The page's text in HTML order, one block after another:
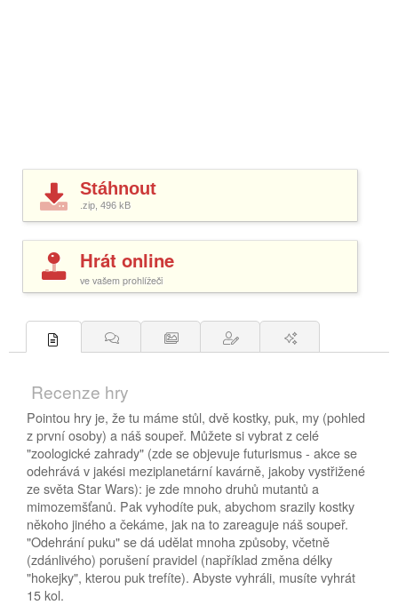
Stáhnout
.zip, 496 kB
Hrát online
ve vašem prohlížeči
Recenze hry
Pointou hry je, že tu máme stůl, dvě kostky, puk, my (pohled
z první osoby) a náš soupeř. Můžete si vybrat z celé
"zoologické zahrady" (zde se objevuje futurismus - akce se
odehrává v jakési meziplanetární kavárně, jakoby vystřižené
ze světa Star Wars): je zde mnoho druhů mutantů a
mimozemšťanů. Pak vyhodíte puk, abychom srazily kostky
někoho jiného a čekáme, jak na to zareaguje náš soupeř.
"Odehrání puku" se dá udělat mnoha způsoby, včetně
(zdánlivého) porušení pravidel (například změna délky
"hokejky", kterou puk trefíte). Abyste vyhráli, musíte vyhrát
15 kol.